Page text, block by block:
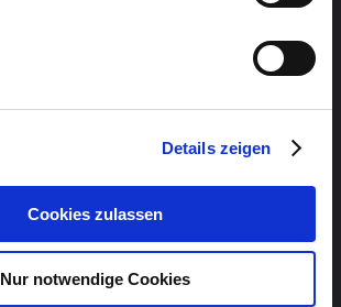
Details zeigen
Cookies zulassen
Nur notwendige Cookies